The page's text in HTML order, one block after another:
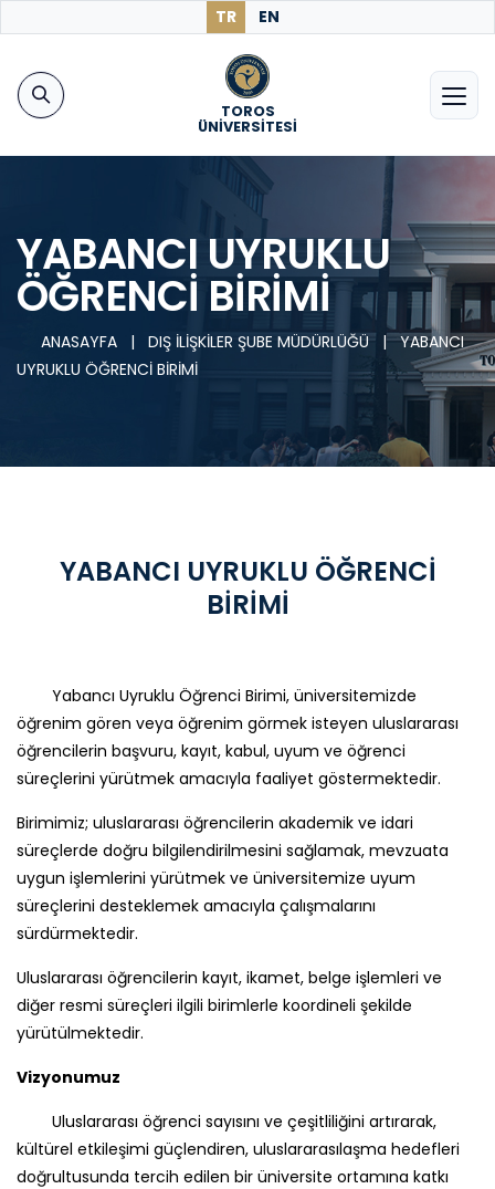
TR EN
TOROS
ÜNİVERSİTESİ
YABANCI UYRUKLU
ÖĞRENCİ BİRİMİ
ANASAYFA | DIŞ İLİŞKİLER ŞUBE MÜDÜRLÜĞÜ| YABANCI
UYRUKLU ÖĞRENCİ BİRİMİ
YABANCI UYRUKLU ÖĞRENCİ
BİRİMİ
Yabancı Uyruklu Öğrenci Birimi, üniversitemizde
öğrenim gören veya öğrenim görmek isteyen uluslararası
öğrencilerin başvuru, kayıt, kabul, uyum ve öğrenci
süreçlerini yürütmek amacıyla faaliyet göstermektedir.
Birimimiz; uluslararası öğrencilerin akademik ve idari
süreçlerde doğru bilgilendirilmesini sağlamak, mevzuata
uygun işlemlerini yürütmek ve üniversitemize uyum
süreçlerini desteklemek amacıyla çalışmalarını
sürdürmektedir.
Uluslararası öğrencilerin kayıt, ikamet, belge işlemleri ve
diğer resmi süreçleri ilgili birimlerle koordineli şekilde
yürütülmektedir.
Vizyonumuz
Uluslararası öğrenci sayısını ve çeşitliliğini artırarak,
kültürel etkileşimi güçlendiren, uluslararasılaşma hedefleri
doğrultusunda tercih edilen bir üniversite ortamına katkı